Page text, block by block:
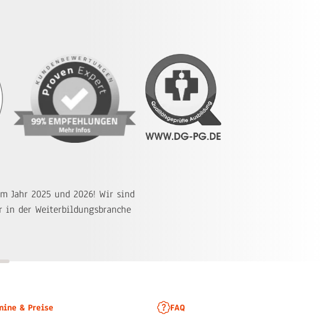
Jahr 2025 und 2026! Wir sind
in der Weiterbildungsbranche
& Preise FAQ